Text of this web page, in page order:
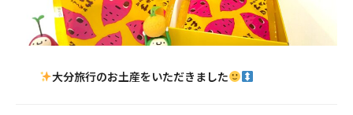
大分旅行のお土産をいただきました